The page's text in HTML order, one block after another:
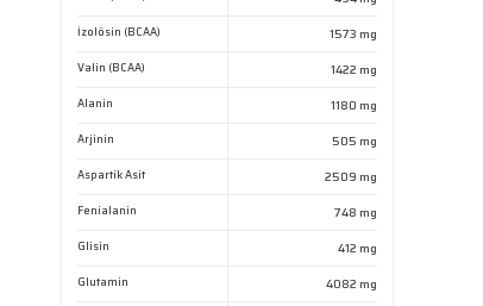
İzolösin (BCAA) 1573 mg
Valin (BCAA) 1422 mg
Alanin 1180 mg
Arjinin 505 mg
Aspartik Asit 2509 mg
Fenialanin 748 mg
Glisin 412 mg
Glutamin 4082 mg